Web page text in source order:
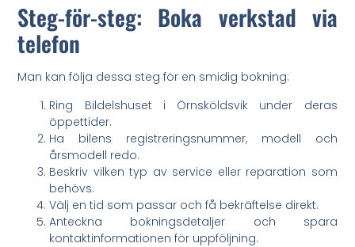
Steg-för-steg: Boka verkstad via
telefon
Man kan följa dessa steg för en smidig bokning:
Ring Bildelshuset i Örnsköldsvik under deras
öppettider.
Ha bilens registreringsnummer, modell och
årsmodell redo.
Beskriv vilken typ av service eller reparation som
behövs.
Välj en tid som passar och få bekräftelse direkt.
Anteckna bokningsdetaljer och spara
kontaktinformationen för uppföljning.